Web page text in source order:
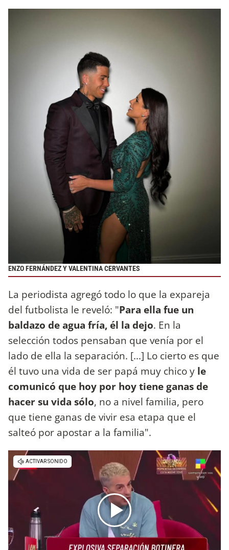
ENZO FERNÁNDEZ Y VALENTINA CERVANTES
La periodista agregó todo lo que la expareja
del futbolista le reveló: "Para ella fue un
baldazo de agua fría, él la dejo. En la
selección todos pensaban que venía por el
lado de ella la separación. [...] Lo cierto es que
él tuvo una vida de ser papá muy chico y le
comunicó que hoy por hoy tiene ganas de
hacer su vida sólo, no a nivel familia, pero
que tiene ganas de vivir esa etapa que el
salteó por apostar a la familia".